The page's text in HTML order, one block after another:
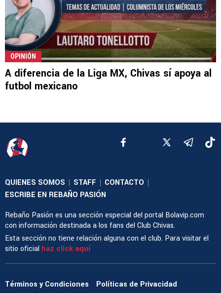
OPINIÓN
A diferencia de la Liga MX, Chivas sí apoya al
futbol mexicano
QUIENES SOMOS STAFF CONTACTO
ESCRIBE EN REBAÑO PASIÓN
Rebaño Pasión es una sección especial del portal Bolavip.com
con información destinada a los fans del Club Chivas.
Esta sección no tiene relación alguna con el club. Para visitar el
sitio oficial haz click aquí
Términos y Condiciones
Políticas de Privacidad